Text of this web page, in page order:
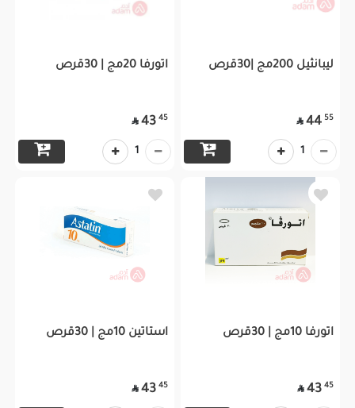
ليبانثيل 200مج |30قرص
55
44

1
اتورفا 20مج | 30قرص
45
43

1
اتورفا 10مج | 30قرص
45
43

استاتين 10مج | 30قرص
45
43
